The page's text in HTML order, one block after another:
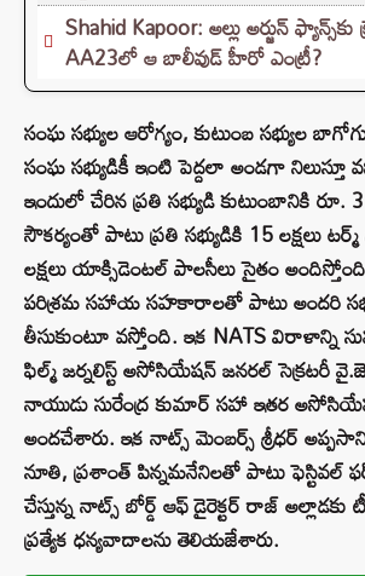
Shahid Kapoor: అల్లు అర్జున్ ఫ్యాన్స్‌కు
AA23లో ఆ బాలీవుడ్ హీరో ఎంట్రీ?
సంఘ సభ్యుల ఆరోగ్యం, కుటుంబ సభ్యుల
సంఘ సభ్యుడికీ ఇంటి పెద్దలా అండగా నిలుస్తూ
ఇందులో చేరిన ప్రతి సభ్యుడి కుటుంబానికి రూ.
సౌకర్యంతో పాటు ప్రతి సభ్యుడికి 15 లక్షలు
లక్షలు యాక్సిడెంటల్ పాలసీలు సైతం
పరిశ్రమ సహాయ సహకారాలతో పాటు అందరి
తీసుకుంటూ వస్తోంది. ఇక NATS విరాళాన్ని
ఫిల్మ్ జర్నలిస్ట్ అసోసియేషన్ జనరల్ సెక్రటరీ
నాయుడు సురేంద్ర కుమార్ సహా ఇతర
అందచేశారు. ఇక నాట్స్ మెంబ‌ర్స్ శ్రీధర్
నూతి, ప్రశాంత్ పిన్నమనేనిలతో పాటు
చేస్తున్న నాట్స్ బోర్డ్ ఆఫ్ డైరెక్టర్ రాజ్ అల్లాడకు
ప్ర‌త్యేక ధ‌న్య‌వాదాల‌ను తెలియ‌జేశారు.